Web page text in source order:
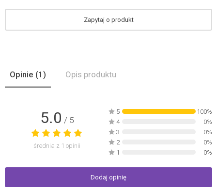
Zapytaj o produkt
Opinie (1) Opis produktu
5.0 / 5
średnia z 1 opinii
5
100%
4
0%
3
0%
2
0%
1
0%
Dodaj opinię